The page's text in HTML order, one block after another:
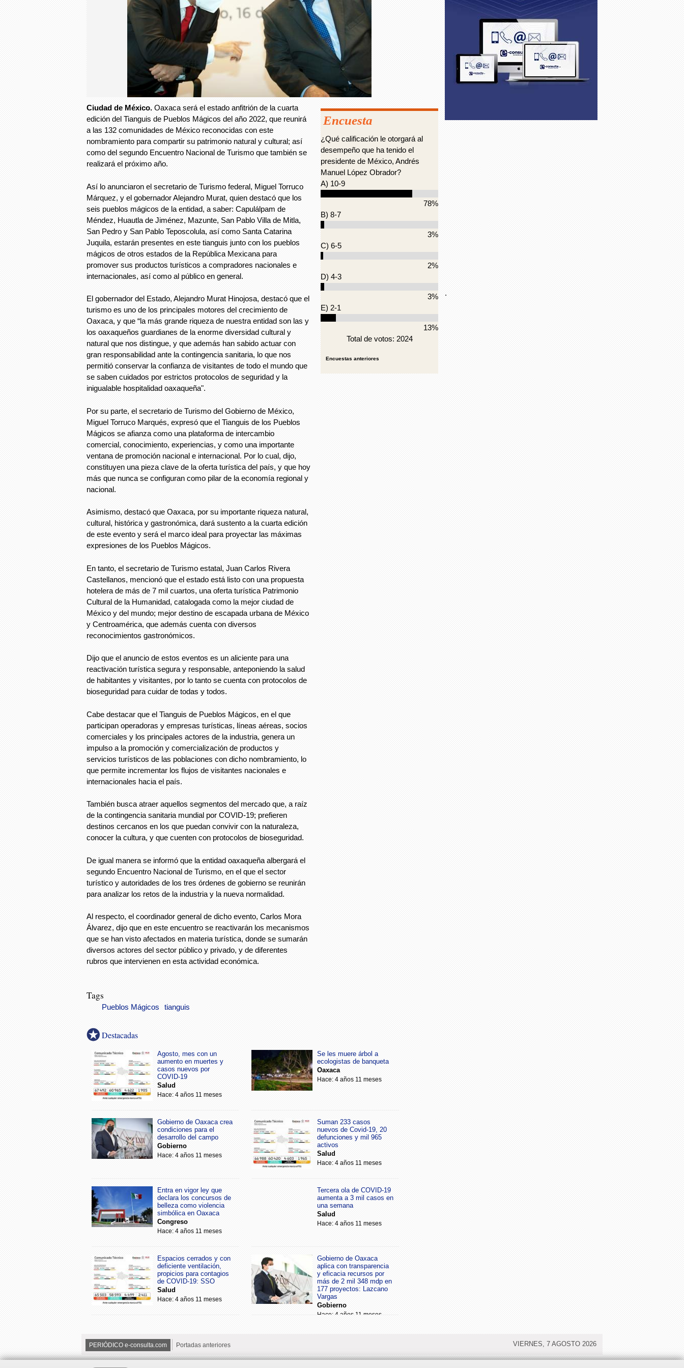
Ciudad de México. Oaxaca será el estado anfitrión de la cuarta
edición del Tianguis de Pueblos Mágicos del año 2022, que reunirá
a las 132 comunidades de México reconocidas con este
nombramiento para compartir su patrimonio natural y cultural; así
como del segundo Encuentro Nacional de Turismo que también se
realizará el próximo año.
Así lo anunciaron el secretario de Turismo federal, Miguel Torruco
Márquez, y el gobernador Alejandro Murat, quien destacó que los
seis pueblos mágicos de la entidad, a saber: Capulálpam de
Méndez, Huautla de Jiménez, Mazunte, San Pablo Villa de Mitla,
San Pedro y San Pablo Teposcolula, así como Santa Catarina
Juquila, estarán presentes en este tianguis junto con los pueblos
mágicos de otros estados de la República Mexicana para
promover sus productos turísticos a compradores nacionales e
internacionales, así como al público en general.
El gobernador del Estado, Alejandro Murat Hinojosa, destacó que el
turismo es uno de los principales motores del crecimiento de
Oaxaca, y que “la más grande riqueza de nuestra entidad son las y
los oaxaqueños guardianes de la enorme diversidad cultural y
natural que nos distingue, y que además han sabido actuar con
gran responsabilidad ante la contingencia sanitaria, lo que nos
permitió conservar la confianza de visitantes de todo el mundo que
se saben cuidados por estrictos protocolos de seguridad y la
inigualable hospitalidad oaxaqueña".
Por su parte, el secretario de Turismo del Gobierno de México,
Miguel Torruco Marqués, expresó que el Tianguis de los Pueblos
Mágicos se afianza como una plataforma de intercambio
comercial, conocimiento, experiencias, y como una importante
ventana de promoción nacional e internacional. Por lo cual, dijo,
constituyen una pieza clave de la oferta turística del país, y que hoy
más que nunca se configuran como pilar de la economía regional y
nacional.
Asimismo, destacó que Oaxaca, por su importante riqueza natural,
cultural, histórica y gastronómica, dará sustento a la cuarta edición
de este evento y será el marco ideal para proyectar las máximas
expresiones de los Pueblos Mágicos.
En tanto, el secretario de Turismo estatal, Juan Carlos Rivera
Castellanos, mencionó que el estado está listo con una propuesta
hotelera de más de 7 mil cuartos, una oferta turística Patrimonio
Cultural de la Humanidad, catalogada como la mejor ciudad de
México y del mundo; mejor destino de escapada urbana de México
y Centroamérica, que además cuenta con diversos
reconocimientos gastronómicos.
Dijo que el anuncio de estos eventos es un aliciente para una
reactivación turística segura y responsable, anteponiendo la salud
de habitantes y visitantes, por lo tanto se cuenta con protocolos de
bioseguridad para cuidar de todas y todos.
Cabe destacar que el Tianguis de Pueblos Mágicos, en el que
participan operadoras y empresas turísticas, líneas aéreas, socios
comerciales y los principales actores de la industria, genera un
impulso a la promoción y comercialización de productos y
servicios turísticos de las poblaciones con dicho nombramiento, lo
que permite incrementar los flujos de visitantes nacionales e
internacionales hacia el país.
También busca atraer aquellos segmentos del mercado que, a raíz
de la contingencia sanitaria mundial por COVID-19; prefieren
destinos cercanos en los que puedan convivir con la naturaleza,
conocer la cultura, y que cuenten con protocolos de bioseguridad.
De igual manera se informó que la entidad oaxaqueña albergará el
segundo Encuentro Nacional de Turismo, en el que el sector
turístico y autoridades de los tres órdenes de gobierno se reunirán
para analizar los retos de la industria y la nueva normalidad.
Al respecto, el coordinador general de dicho evento, Carlos Mora
Álvarez, dijo que en este encuentro se reactivarán los mecanismos
que se han visto afectados en materia turística, donde se sumarán
diversos actores del sector público y privado, y de diferentes
rubros que intervienen en esta actividad económica.
Encuesta
¿Qué calificación le otorgará al
desempeño que ha tenido el
presidente de México, Andrés
Manuel López Obrador?
A) 10-9
78%
B) 8-7
3%
C) 6-5
2%
D) 4-3
3%
E) 2-1
13%
Total de votos: 2024
Encuestas anteriores
Tags
Pueblos Mágicos tianguis
Destacadas
Agosto, mes con un
aumento en muertes y
casos nuevos por
COVID-19
Salud
Hace: 4 años 11 meses
Se les muere árbol a
ecologistas de banqueta
Oaxaca
Hace: 4 años 11 meses
Gobierno de Oaxaca crea
condiciones para el
desarrollo del campo
Gobierno
Hace: 4 años 11 meses
Suman 233 casos
nuevos de Covid-19, 20
defunciones y mil 965
activos
Salud
Hace: 4 años 11 meses
Entra en vigor ley que
declara los concursos de
belleza como violencia
simbólica en Oaxaca
Congreso
Hace: 4 años 11 meses
Tercera ola de COVID-19
aumenta a 3 mil casos en
una semana
Salud
Hace: 4 años 11 meses
Espacios cerrados y con
deficiente ventilación,
propicios para contagios
de COVID-19: SSO
Salud
Hace: 4 años 11 meses
Gobierno de Oaxaca
aplica con transparencia
y eficacia recursos por
más de 2 mil 348 mdp en
177 proyectos: Lazcano
Vargas
Gobierno
Hace: 4 años 11 meses
.
PERIÓDICO e-consulta.com Portadas anteriores VIERNES, 7 AGOSTO 2026